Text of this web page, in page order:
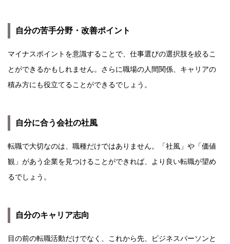
自分の苦手分野・改善ポイント
マイナスポイントを意識することで、仕事選びの選択肢を絞るこ
とができるかもしれません。さらに職場の人間関係、キャリアの
積み方にも役立てることができるでしょう。
自分に合う会社の社風
転職で大切なのは、職種だけではありません。「社風」や「価値
観」があう企業を見つけることができれば、より良い転職が望め
るでしょう。
自分のキャリア志向
目の前の転職活動だけでなく、これから先、ビジネスパーソンと